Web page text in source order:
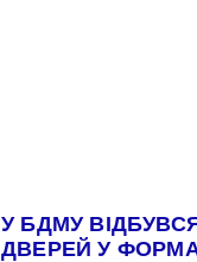
У БДМУ
ДВЕРЕЙ У